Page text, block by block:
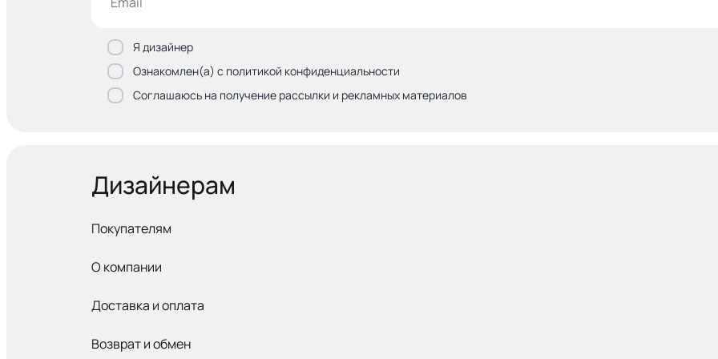
Я дизайнер
Ознакомлен(а) с политикой конфиденциальности
Соглашаюсь на получение рассылки и рекламных материалов
Дизайнерам
Покупателям
О компании
Доставка и оплата
Возврат и обмен